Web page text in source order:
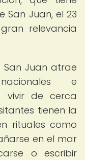
Juan, el 23
relevancia
Juan atrae
e
vivir de cerca
tienen la
rituales como
en el mar
o escribir